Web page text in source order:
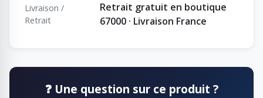
Livraison /
Retrait
Retrait gratuit en boutique
67000 · Livraison France
❓ Une question sur ce produit ?